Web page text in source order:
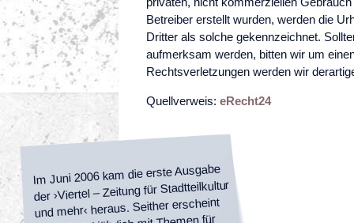
Betreiber erstellt wurden, werden die
Dritter als solche gekennzeichnet.
aufmerksam werden, bitten wir um
Rechtsverletzungen werden wir
Quellverweis: eRecht24
Im Juni 2006 kam die erste Ausgabe
der ›Viertel – Zeitung für Stadtteilkultur
und mehr‹ heraus. Seither erscheint